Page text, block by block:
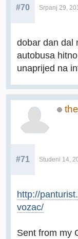
#70 Srpanj 29,
dobar dan dal
autobusa
unaprijed na
#71 Studeni 14,
http://
vozac/
Sent from my